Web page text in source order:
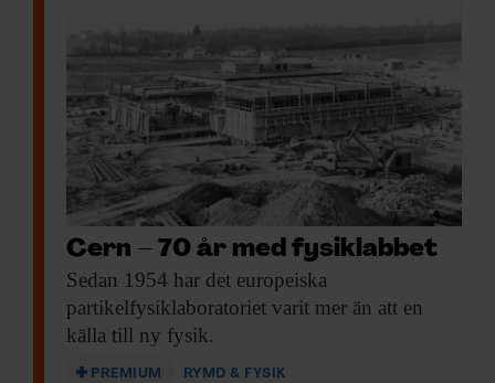
Cern – 70 år med fysiklabbet
Sedan 1954 har det europeiska
partikelfysiklaboratoriet varit mer än att en
källa till ny fysik.
PREMIUM RYMD & FYSIK